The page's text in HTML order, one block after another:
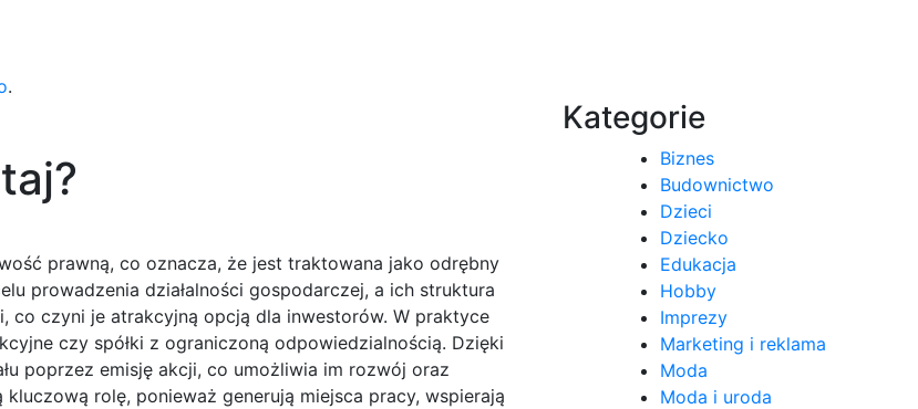
.
prawną, co oznacza, że jest traktowana jako odrębny
prowadzenia działalności gospodarczej, a ich struktura
co czyni je atrakcyjną opcją dla inwestorów. W praktyce
czy spółki z ograniczoną odpowiedzialnością. Dzięki
poprzez emisję akcji, co umożliwia im rozwój oraz
rolę, ponieważ generują miejsca pracy, wspierają
Kategorie
Biznes
Budownictwo
Dzieci
Dziecko
Edukacja
Hobby
Imprezy
Marketing i reklama
Moda
Moda i uroda